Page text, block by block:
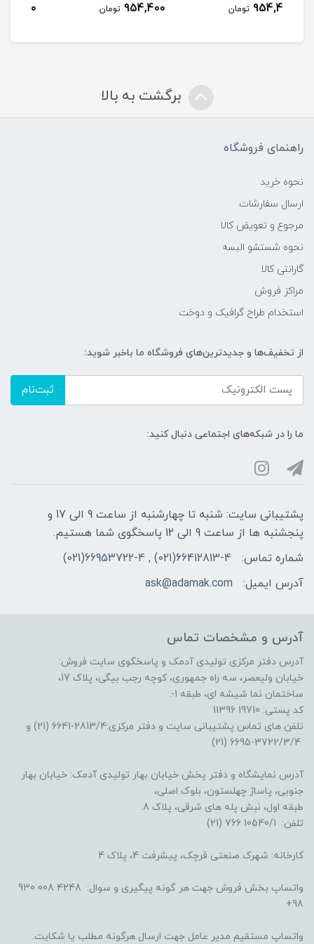
954,400
954,400
برگشت به بالا
راهنمای فروشگاه
نحوه خرید
ارسال سفارشات
مرجوع و تعویض کالا
نحوه شستشو البسه
گارانتی کالا
مراکز فروش
استخدام طراح گرافیک و دوخت
از تخفیف‌ها و جدیدترین‌های فروشگاه ما باخبر شوید:
ثبت‌نام
ما را در شبکه‌های اجتماعی دنبال کنید:
پشتیبانی سایت: شنبه تا چهارشنبه از ساعت 9 الی 17 و
پنجشنبه ها از ساعت 9 الی 12 پاسخگوی شما هستیم.
شماره تماس:
66412813-4(021) , 66953722-4(021)
آدرس ایمیل:
ask@adamak.com
آدرس و مشخصات تماس
آدرس دفتر مرکزی تولیدی آدمک و پاسخگوی سایت فروش:
خیابان ولیعصر، سه راه جمهوری، کوچه رجب بیگی، پلاک 17،
ساختمان نما شیشه ای، طبقه 1-.
کد پستی: 19710 11396
تلفن های تماس پشتیبانی سایت و دفتر مرکزی:2813/4-6641 (21) و
آدرس نمایشگاه و دفتر پخش خیابان بهار تولیدی آدمک: خیابان بهار
جنوبی، پاساژ چهلستون، بلوک اصلی،
طبقه اول، نبش پله های شرقی، پلاک 8.
تلفن: 10540/1 766 (21)
کارخانه: شهرک صنعتی قرچک، پیشرفت 4، پلاک 4
واتساپ بخش فروش جهت هر گونه پیگیری و سوال: 4248 008 930
98+
واتساپ مستقیم مدیر عامل جهت ارسال هرگونه مطلب یا شکایت: